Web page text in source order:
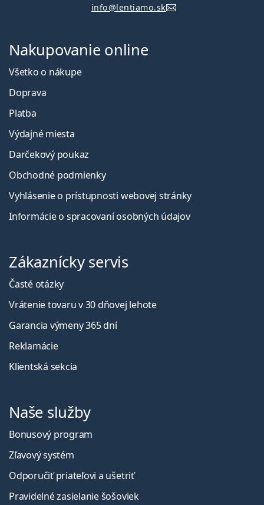
info@lentiamo.sk
Nakupovanie online
Všetko o nákupe
Doprava
Platba
Výdajné miesta
Darčekový poukaz
Obchodné podmienky
Vyhlásenie o prístupnosti webovej stránky
Informácie o spracovaní osobných údajov
Zákaznícky servis
Časté otázky
Vrátenie tovaru v 30 dňovej lehote
Garancia výmeny 365 dní
Reklamácie
Klientská sekcia
Naše služby
Bonusový program
Zľavový systém
Odporučiť priateľovi a ušetriť
Pravidelné zasielanie šošoviek